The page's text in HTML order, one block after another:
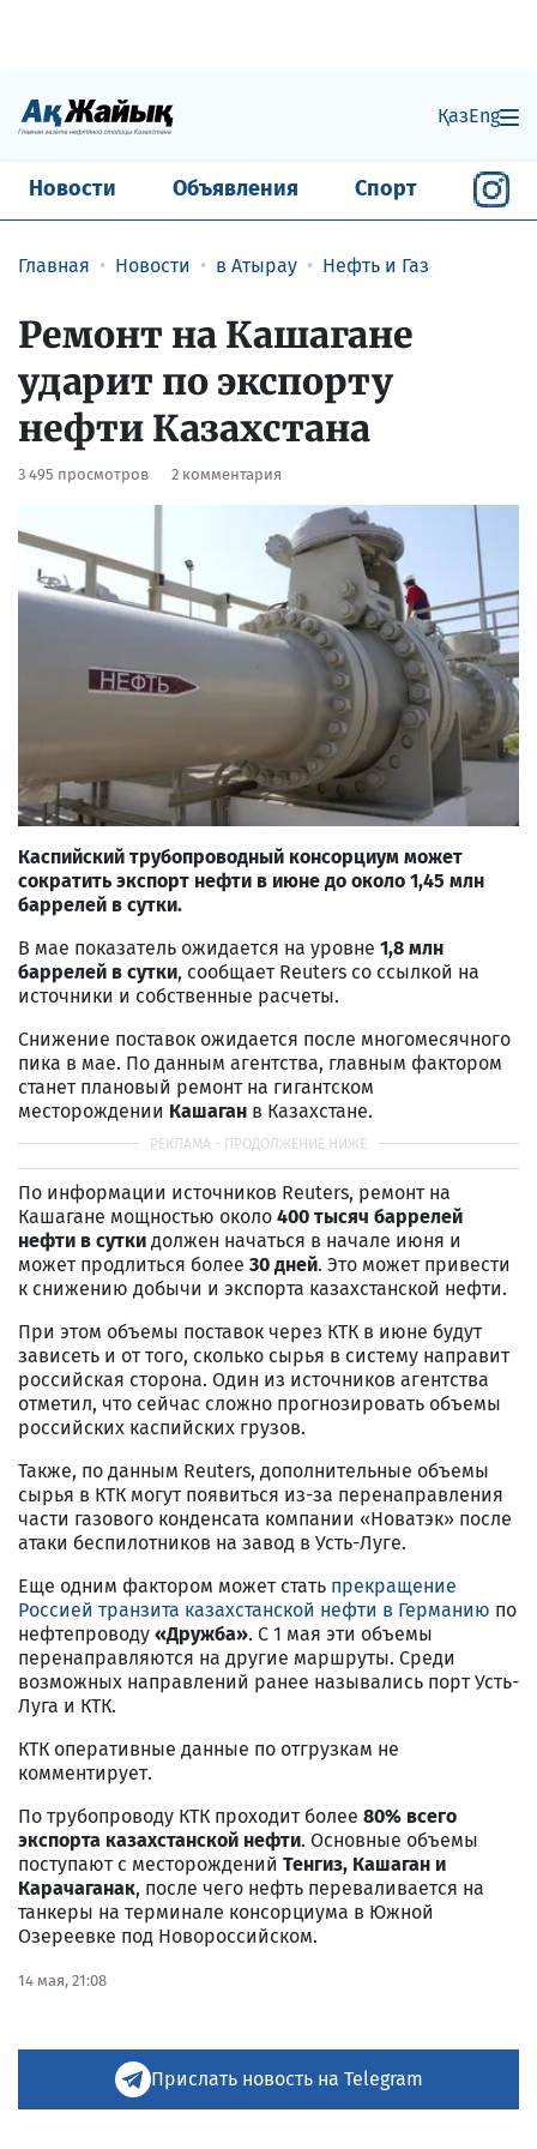
ҚазEng
Новости Объявления Спорт
Главная Новости в Атырау Нефть и Газ
Ремонт на Кашагане
ударит по экспорту
нефти Казахстана
3 495 просмотров 2 комментария
Каспийский трубопроводный консорциум может
сократить экспорт нефти в июне до около 1,45 млн
баррелей в сутки.
В мае показатель ожидается на уровне 1,8 млн
баррелей в сутки, сообщает Reuters со ссылкой на
источники и собственные расчеты.
Снижение поставок ожидается после многомесячного
пика в мае. По данным агентства, главным фактором
станет плановый ремонт на гигантском
месторождении Кашаган в Казахстане.
По информации источников Reuters, ремонт на
Кашагане мощностью около 400 тысяч баррелей
нефти в сутки должен начаться в начале июня и
может продлиться более 30 дней. Это может привести
к снижению добычи и экспорта казахстанской нефти.
При этом объемы поставок через КТК в июне будут
зависеть и от того, сколько сырья в систему направит
российская сторона. Один из источников агентства
отметил, что сейчас сложно прогнозировать объемы
российских каспийских грузов.
Также, по данным Reuters, дополнительные объемы
сырья в КТК могут появиться из-за перенаправления
части газового конденсата компании «Новатэк» после
атаки беспилотников на завод в Усть-Луге.
Еще одним фактором может стать прекращение
Россией транзита казахстанской нефти в Германию по
нефтепроводу «Дружба». С 1 мая эти объемы
перенаправляются на другие маршруты. Среди
возможных направлений ранее назывались порт Усть-
Луга и КТК.
КТК оперативные данные по отгрузкам не
комментирует.
По трубопроводу КТК проходит более 80% всего
экспорта казахстанской нефти. Основные объемы
поступают с месторождений Тенгиз, Кашаган и
Карачаганак, после чего нефть переваливается на
танкеры на терминале консорциума в Южной
Озереевке под Новороссийском.
14 мая, 21:08
Прислать новость на Telegram